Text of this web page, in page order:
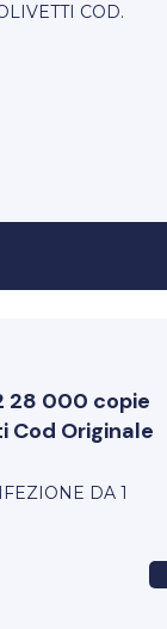
COD.
28 000 copie
Cod Originale
DA 1